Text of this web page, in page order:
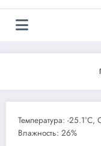
Температура: -
Влажность: 26%